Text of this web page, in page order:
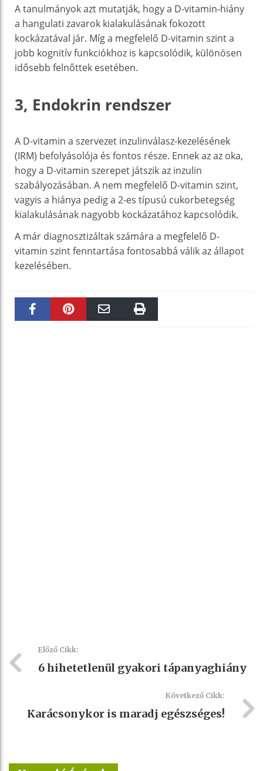
A tanulmányok azt mutatják, hogy a D-vitamin-hiány
a hangulati zavarok kialakulásának fokozott
kockázatával jár. Míg a megfelelő D-vitamin szint a
jobb kognitív funkciókhoz is kapcsolódik, különösen
idősebb felnőttek esetében.
3, Endokrin rendszer
A D-vitamin a szervezet inzulinválasz-kezelésének
(IRM) befolyásolója és fontos része. Ennek az az oka,
hogy a D-vitamin szerepet játszik az inzulin
szabályozásában. A nem megfelelő D-vitamin szint,
vagyis a hiánya pedig a 2-es típusú cukorbetegség
kialakulásának nagyobb kockázatához kapcsolódik.
A már diagnosztizáltak számára a megfelelő D-
vitamin szint fenntartása fontosabbá válik az állapot
kezelésében.
Előző Cikk:
6 hihetetlenül gyakori tápanyaghiány
Következő Cikk:
Karácsonykor is maradj egészséges!